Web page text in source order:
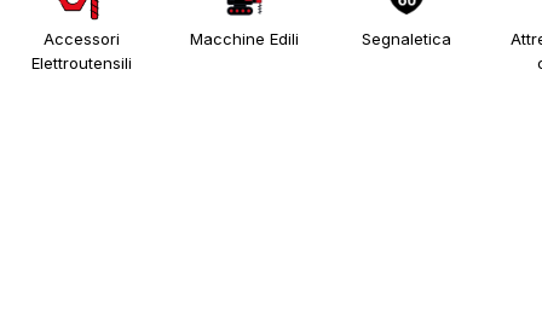
Accessori
Elettroutensili
Macchine Edili Segnaletica